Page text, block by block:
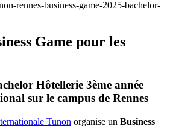
Game pour les
Hôtellerie 3ème année
sur le campus de Rennes
Tunon organise un Business